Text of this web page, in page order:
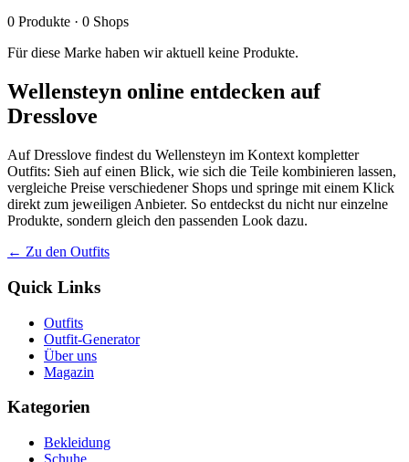
0 Produkte · 0 Shops
Für diese Marke haben wir aktuell keine Produkte.
Wellensteyn online entdecken auf
Dresslove
Auf Dresslove findest du Wellensteyn im Kontext kompletter
Outfits: Sieh auf einen Blick, wie sich die Teile kombinieren lassen,
vergleiche Preise verschiedener Shops und springe mit einem Klick
direkt zum jeweiligen Anbieter. So entdeckst du nicht nur einzelne
Produkte, sondern gleich den passenden Look dazu.
← Zu den Outfits
Quick Links
Outfits
Outfit-Generator
Über uns
Magazin
Kategorien
Bekleidung
Schuhe